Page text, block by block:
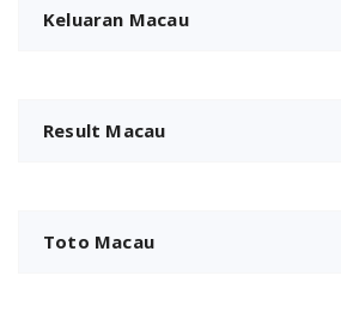
Keluaran Macau
Result Macau
Toto Macau